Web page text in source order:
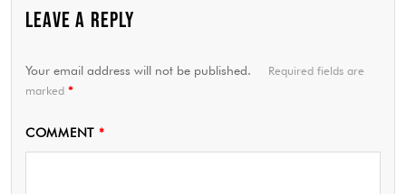
LEAVE A REPLY
Your email address will not be published.
Required fields are
marked *
COMMENT *